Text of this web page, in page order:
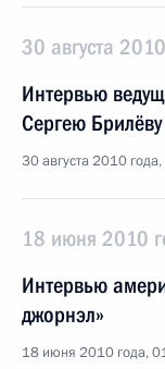
30 августа
Интервью
Сергею Брилёву
30 августа 2010
18 июня 2010
Интервью
джорнэл»
18 июня 2010 года,